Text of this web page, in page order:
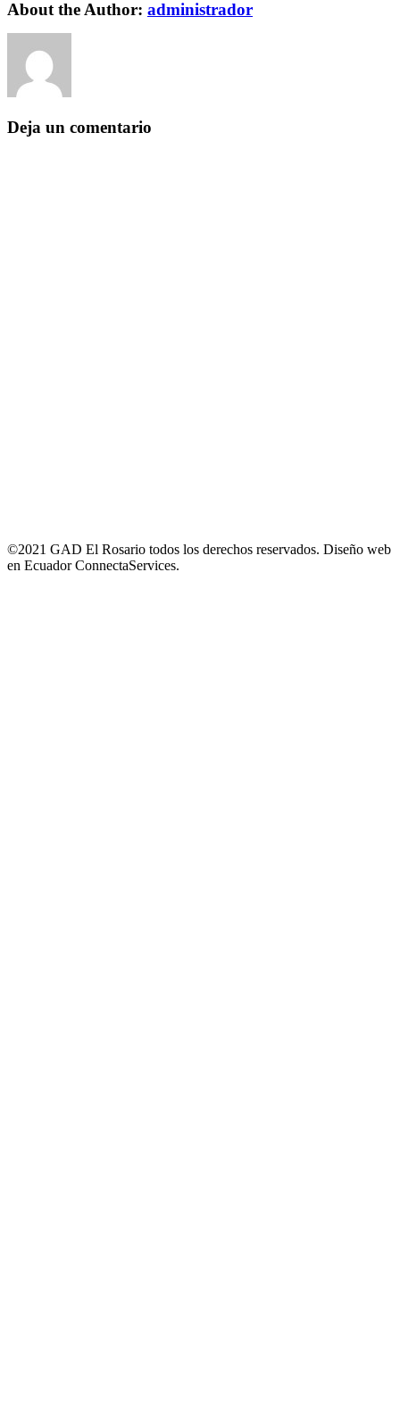
Facebook
Twitter
LinkedIn
Reddit
WhatsApp
Tumblr
Pinterest
Vk
Xing
Email
About the Author: administrador
Deja un comentario
©2021 GAD El Rosario todos los derechos reservados. Diseño web
en Ecuador ConnectaServices.